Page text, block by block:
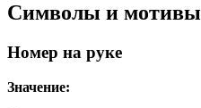
Символы и мотивы
Номер на руке
Значение: